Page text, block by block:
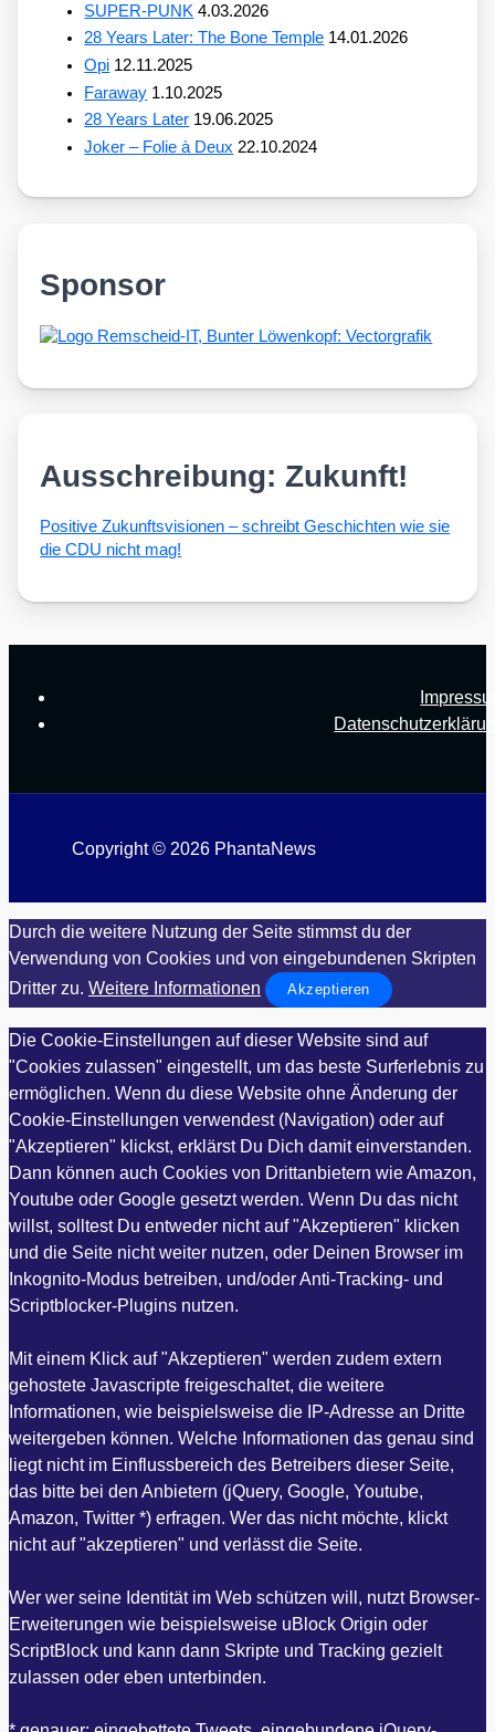
SUPER-PUNK 4.03.2026
28 Years Later: The Bone Temple 14.01.2026
Opi 12.11.2025
Faraway 1.10.2025
28 Years Later 19.06.2025
Joker – Folie à Deux 22.10.2024
Sponsor
Ausschreibung: Zukunft!
Posi­ti­ve Zukunfts­vi­sio­nen – schreibt Geschich­ten wie sie
die CDU nicht mag!
Copyright © 2026 PhantaNews
Durch die weitere Nutzung der Seite stimmst du der
Verwendung von Cookies und von eingebundenen Skripten
Dritter zu. Weitere Informationen Akzeptieren
Die Cookie-Einstellungen auf dieser Website sind auf
"Cookies zulassen" eingestellt, um das beste Surferlebnis zu
ermöglichen. Wenn du diese Website ohne Änderung der
Cookie-Einstellungen verwendest (Navigation) oder auf
"Akzeptieren" klickst, erklärst Du Dich damit einverstanden.
Dann können auch Cookies von Drittanbietern wie Amazon,
Youtube oder Google gesetzt werden. Wenn Du das nicht
willst, solltest Du entweder nicht auf "Akzeptieren" klicken
und die Seite nicht weiter nutzen, oder Deinen Browser im
Inkognito-Modus betreiben, und/oder Anti-Tracking- und
Scriptblocker-Plugins nutzen.
Mit einem Klick auf "Akzeptieren" werden zudem extern
gehostete Javascripte freigeschaltet, die weitere
Informationen, wie beispielsweise die IP-Adresse an Dritte
weitergeben können. Welche Informationen das genau sind
liegt nicht im Einflussbereich des Betreibers dieser Seite,
das bitte bei den Anbietern (jQuery, Google, Youtube,
Amazon, Twitter *) erfragen. Wer das nicht möchte, klickt
nicht auf "akzeptieren" und verlässt die Seite.
Wer wer seine Identität im Web schützen will, nutzt Browser-
Erweiterungen wie beispielsweise uBlock Origin oder
ScriptBlock und kann dann Skripte und Tracking gezielt
zulassen oder eben unterbinden.